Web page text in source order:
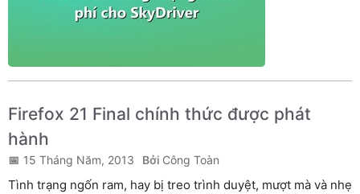
Firefox 21 Final chính thức được phát
hành
15 Tháng Năm, 2013 Công Toàn
Tình trạng ngốn ram, hay bị treo trình duyệt, mượt mà và nhẹ